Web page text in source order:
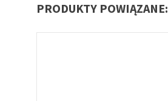
PRODUKTY POWIĄZANE: